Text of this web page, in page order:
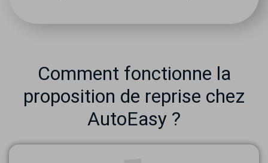
Comment fonctionne la
proposition de reprise chez
AutoEasy ?